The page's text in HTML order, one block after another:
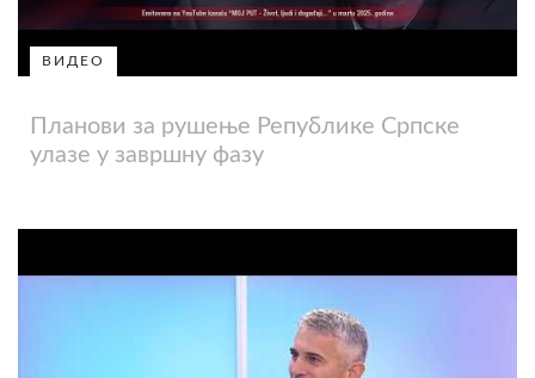
ВИДЕО
Планови за рушење Републике Српске
улазе у завршну фазу